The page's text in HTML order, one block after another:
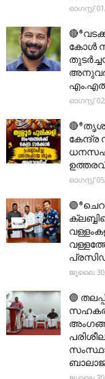
ഓഗസ്റ്റ്
കോൾ
ഓഗസ്റ്റ്
കേന്ദ്ര
ഓഗസ്റ്റ്
ജൂലൈ 30,
🟣